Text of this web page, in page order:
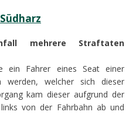
mehrere Straftaten
ein Fahrer eines Seat einer
werden, welcher sich dieser
kam dieser aufgrund der
von der Fahrbahn ab und